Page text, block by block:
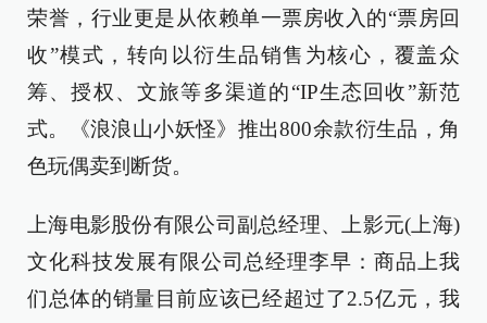
荣誉，行业更是从依赖单一票房收入的“票房回
收”模式，转向以衍生品销售为核心，覆盖众
筹、授权、文旅等多渠道的“IP生态回收”新范
式。《浪浪山小妖怪》推出800余款衍生品，角
色玩偶卖到断货。
上海电影股份有限公司副总经理、上影元(上海)
文化科技发展有限公司总经理李早：商品上我
们总体的销量目前应该已经超过了2.5亿元，我